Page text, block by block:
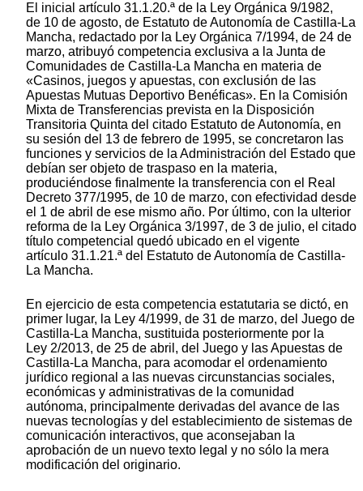
El inicial artículo 31.1.20.ª de la Ley Orgánica 9/1982,
de 10 de agosto, de Estatuto de Autonomía de Castilla-La
Mancha, redactado por la Ley Orgánica 7/1994, de 24 de
marzo, atribuyó competencia exclusiva a la Junta de
Comunidades de Castilla-La Mancha en materia de
«Casinos, juegos y apuestas, con exclusión de las
Apuestas Mutuas Deportivo Benéficas». En la Comisión
Mixta de Transferencias prevista en la Disposición
Transitoria Quinta del citado Estatuto de Autonomía, en
su sesión del 13 de febrero de 1995, se concretaron las
funciones y servicios de la Administración del Estado que
debían ser objeto de traspaso en la materia,
produciéndose finalmente la transferencia con el Real
Decreto 377/1995, de 10 de marzo, con efectividad desde
el 1 de abril de ese mismo año. Por último, con la ulterior
reforma de la Ley Orgánica 3/1997, de 3 de julio, el citado
título competencial quedó ubicado en el vigente
artículo 31.1.21.ª del Estatuto de Autonomía de Castilla-
La Mancha.
En ejercicio de esta competencia estatutaria se dictó, en
primer lugar, la Ley 4/1999, de 31 de marzo, del Juego de
Castilla-La Mancha, sustituida posteriormente por la
Ley 2/2013, de 25 de abril, del Juego y las Apuestas de
Castilla-La Mancha, para acomodar el ordenamiento
jurídico regional a las nuevas circunstancias sociales,
económicas y administrativas de la comunidad
autónoma, principalmente derivadas del avance de las
nuevas tecnologías y del establecimiento de sistemas de
comunicación interactivos, que aconsejaban la
aprobación de un nuevo texto legal y no sólo la mera
modificación del originario.